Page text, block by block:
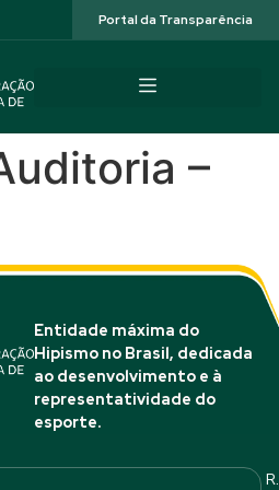
Portal da Transparência
–
Entidade máxima do
Hipismo no Brasil, dedicada
ao desenvolvimento e à
representatividade do
esporte.
R.